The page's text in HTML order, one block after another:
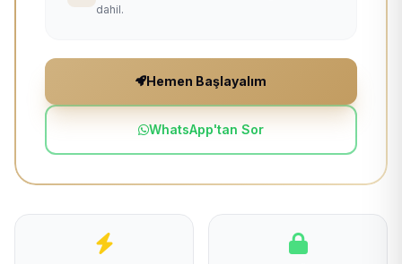
dahil.
Hemen Başlayalım
WhatsApp'tan Sor